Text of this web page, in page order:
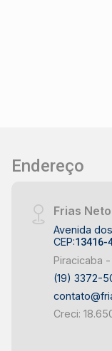
seu redor.
ainda mais prática. Condições de
Venda: - Locação: Consulte-nos para valores e
condições. -
pagamento. Não perca a chance de viver em um
lugar que
Agende uma
Endereço
Frias Neto
Avenida
CEP:13416-
Piracicaba -
(19) 3372-
Creci: